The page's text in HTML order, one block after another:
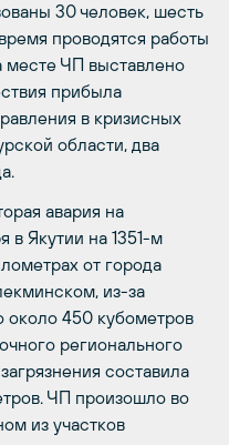
30 человек, шесть
проводятся работы
месте ЧП выставлено
прибыла
в кризисных
области, два
авария на
в Якутии на 1351-м
от города
из-за
около 450 кубометров
регионального
составила
ЧП произошло во
из участков